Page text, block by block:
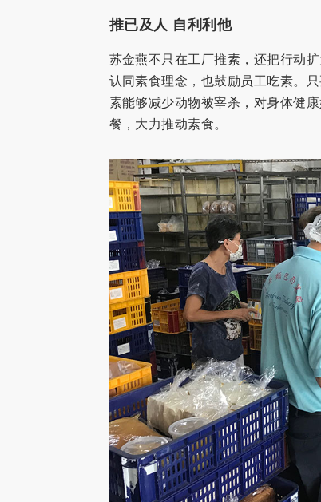
推已及人 自利利他
苏金燕不只在工厂推素，还把行动
认同素食理念，也鼓励员工吃素。
素能够减少动物被宰杀，对身体健
餐，大力推动素食。